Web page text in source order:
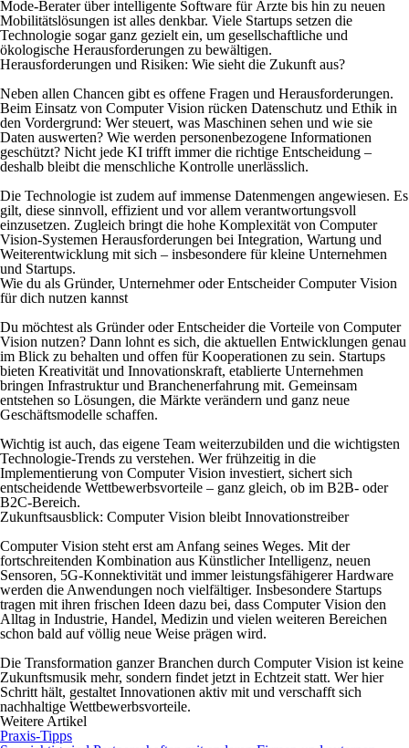
Mode-Berater über intelligente Software für Ärzte bis hin zu neuen
Mobilitätslösungen ist alles denkbar. Viele Startups setzen die
Technologie sogar ganz gezielt ein, um gesellschaftliche und
ökologische Herausforderungen zu bewältigen.
Herausforderungen und Risiken: Wie sieht die Zukunft aus?
Neben allen Chancen gibt es offene Fragen und Herausforderungen.
Beim Einsatz von Computer Vision rücken Datenschutz und Ethik in
den Vordergrund: Wer steuert, was Maschinen sehen und wie sie
Daten auswerten? Wie werden personenbezogene Informationen
geschützt? Nicht jede KI trifft immer die richtige Entscheidung –
deshalb bleibt die menschliche Kontrolle unerlässlich.
Die Technologie ist zudem auf immense Datenmengen angewiesen. Es
gilt, diese sinnvoll, effizient und vor allem verantwortungsvoll
einzusetzen. Zugleich bringt die hohe Komplexität von Computer
Vision-Systemen Herausforderungen bei Integration, Wartung und
Weiterentwicklung mit sich – insbesondere für kleine Unternehmen
und Startups.
Wie du als Gründer, Unternehmer oder Entscheider Computer Vision
für dich nutzen kannst
Du möchtest als Gründer oder Entscheider die Vorteile von Computer
Vision nutzen? Dann lohnt es sich, die aktuellen Entwicklungen genau
im Blick zu behalten und offen für Kooperationen zu sein. Startups
bieten Kreativität und Innovationskraft, etablierte Unternehmen
bringen Infrastruktur und Branchenerfahrung mit. Gemeinsam
entstehen so Lösungen, die Märkte verändern und ganz neue
Geschäftsmodelle schaffen.
Wichtig ist auch, das eigene Team weiterzubilden und die wichtigsten
Technologie-Trends zu verstehen. Wer frühzeitig in die
Implementierung von Computer Vision investiert, sichert sich
entscheidende Wettbewerbsvorteile – ganz gleich, ob im B2B- oder
B2C-Bereich.
Zukunftsausblick: Computer Vision bleibt Innovationstreiber
Computer Vision steht erst am Anfang seines Weges. Mit der
fortschreitenden Kombination aus Künstlicher Intelligenz, neuen
Sensoren, 5G-Konnektivität und immer leistungsfähigerer Hardware
werden die Anwendungen noch vielfältiger. Insbesondere Startups
tragen mit ihren frischen Ideen dazu bei, dass Computer Vision den
Alltag in Industrie, Handel, Medizin und vielen weiteren Bereichen
schon bald auf völlig neue Weise prägen wird.
Die Transformation ganzer Branchen durch Computer Vision ist keine
Zukunftsmusik mehr, sondern findet jetzt in Echtzeit statt. Wer hier
Schritt hält, gestaltet Innovationen aktiv mit und verschafft sich
nachhaltige Wettbewerbsvorteile.
Weitere Artikel
Praxis-Tipps